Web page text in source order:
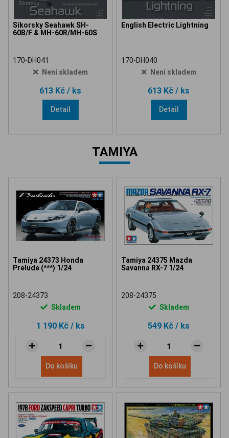
Sikorsky Seahawk SH-
60B/F & MH-60R/MH-60S
170-DH041
Není skladem
613 Kč / ks
Detail
English Electric Lightning
170-DH040
Není skladem
613 Kč / ks
Detail
TAMIYA
Tamiya 24373 Honda
Prelude (***) 1/24
208-24373
Skladem
1 190 Kč / ks
Do košíku
Tamiya 24375 Mazda
Savanna RX-7 1/24
208-24375
Skladem
549 Kč / ks
Do košíku